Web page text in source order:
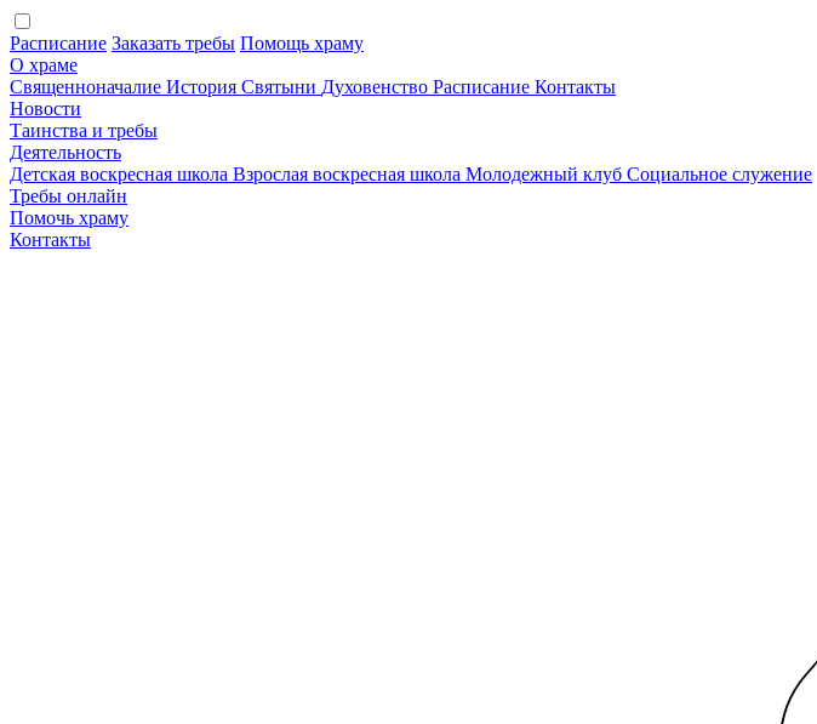
Расписание Заказать требы Помощь храму
О храме
Священноначалие История Святыни Духовенство Расписание Контакты
Новости
Таинства и требы
Деятельность
Детская воскресная школа Взрослая воскресная школа Молодежный клуб Социальное служение
Требы онлайн
Помочь храму
Контакты